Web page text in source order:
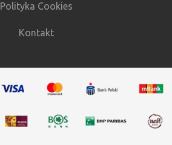
Polityka Cookies
Kontakt